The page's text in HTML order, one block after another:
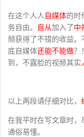
在这个人人 自媒体的时
务自由。
自从加入了中
频获得了不错的收益。
底自媒体还能不能做？
到，不露脸的视频其实
以上两段请仔细对比，
在我平时在写文章时，
通俗易懂。